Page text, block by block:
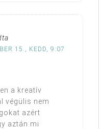
15., KEDD, 9:07
a kreatív
végülis nem
azért
aztán mi